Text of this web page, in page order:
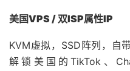
美国VPS / 双ISP属性IP
KVM虚拟，SSD阵列，自
解锁美国的TikTok、